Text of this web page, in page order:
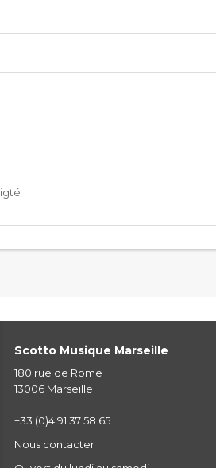
Scotto Musique Marseille
180 rue de Rome
13006 Marseille
+33 (0)4 91 37 58 65
Nous contacter